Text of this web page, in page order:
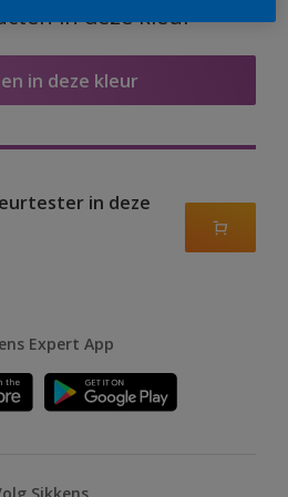
in deze kleur
in deze kleur
in deze
Expert App